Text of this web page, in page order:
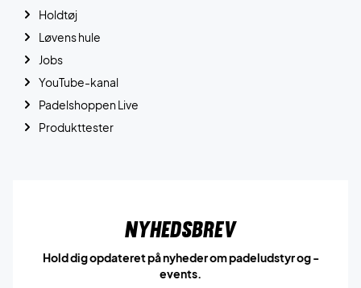
Holdtøj
Løvens hule
Jobs
YouTube-kanal
Padelshoppen Live
Produkttester
Nyhedsbrev
Hold dig opdateret på nyheder om padeludstyr og -
events.